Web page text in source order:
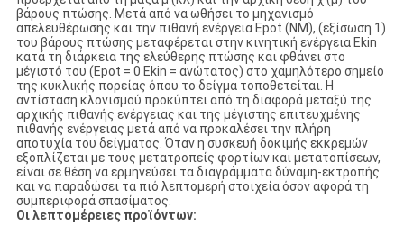
βάρους πτώσης. Μετά από να ωθήσει το μηχανισμό
απελευθέρωσης και την πιθανή ενέργεια Epot (NM), (εξίσωση 1)
του βάρους πτώσης μεταφέρεται στην κινητική ενέργεια Ekin
κατά τη διάρκεια της ελεύθερης πτώσης και φθάνει στο
μέγιστό του (Epot = 0 Ekin = ανώτατος) στο χαμηλότερο σημείο
της κυκλικής πορείας όπου το δείγμα τοποθετείται. Η
αντίσταση κλονισμού προκύπτει από τη διαφορά μεταξύ της
αρχικής πιθανής ενέργειας και της μέγιστης επιτευχμένης
πιθανής ενέργειας μετά από να προκαλέσει την πλήρη
αποτυχία του δείγματος. Όταν η συσκευή δοκιμής εκκρεμών
εξοπλίζεται με τους μετατροπείς φορτίων και μετατοπίσεων,
είναι σε θέση να ερμηνεύσει τα διαγράμματα δύναμη-εκτροπής
και να παραδώσει τα πιό λεπτομερή στοιχεία όσον αφορά τη
συμπεριφορά σπασίματος.
Οι λεπτομέρειες προϊόντων: